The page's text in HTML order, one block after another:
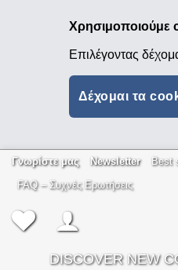
Χρησιμοποιούμε
Επιλέγοντας
Δέχομαι τα
Μετάβαση
Γνωρίστε μας Newsletter Best
FAQ – Συχνές Ερωτήσεις
DISCOVER NEW